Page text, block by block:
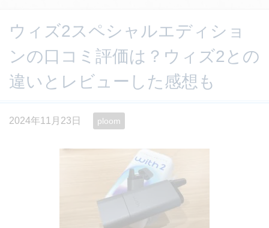
ウィズ2スペシャルエディショ
ンの口コミ評価は？ウィズ2との
違いとレビューした感想も
2024年11月23日 ploom